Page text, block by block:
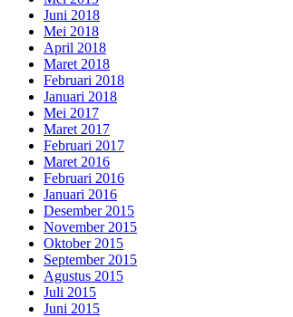
Juni 2018
Mei 2018
April 2018
Maret 2018
Februari 2018
Januari 2018
Mei 2017
Maret 2017
Februari 2017
Maret 2016
Februari 2016
Januari 2016
Desember 2015
November 2015
Oktober 2015
September 2015
Agustus 2015
Juli 2015
Juni 2015